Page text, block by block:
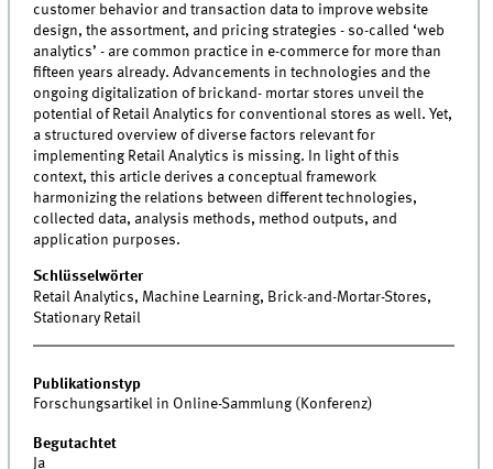
customer behavior and transaction data to improve website
design, the assortment, and pricing strategies - so-called ‘web
analytics’ - are common practice in e-commerce for more than
fifteen years already. Advancements in technologies and the
ongoing digitalization of brickand- mortar stores unveil the
potential of Retail Analytics for conventional stores as well. Yet,
a structured overview of diverse factors relevant for
implementing Retail Analytics is missing. In light of this
context, this article derives a conceptual framework
harmonizing the relations between different technologies,
collected data, analysis methods, method outputs, and
application purposes.
Schlüsselwörter
Retail Analytics, Machine Learning, Brick-and-Mortar-Stores,
Stationary Retail
Publikationstyp
Forschungsartikel in Online-Sammlung (Konferenz)
Begutachtet
Ja